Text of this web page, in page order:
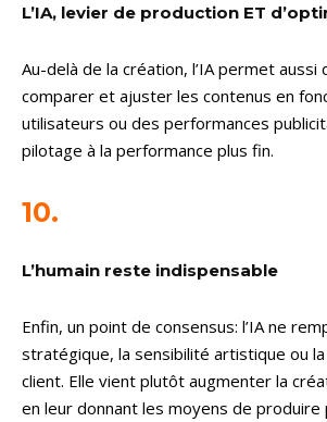
L’IA, levier de production ET
Au-delà de la création, l’IA permet
comparer et ajuster les contenus en
utilisateurs ou des performances
pilotage à la performance plus fin.
10.
L’humain reste indispensable
Enfin, un point de consensus: l’IA ne
stratégique, la sensibilité artistique ou la
client. Elle vient plutôt augmenter la
en leur donnant les moyens de produire